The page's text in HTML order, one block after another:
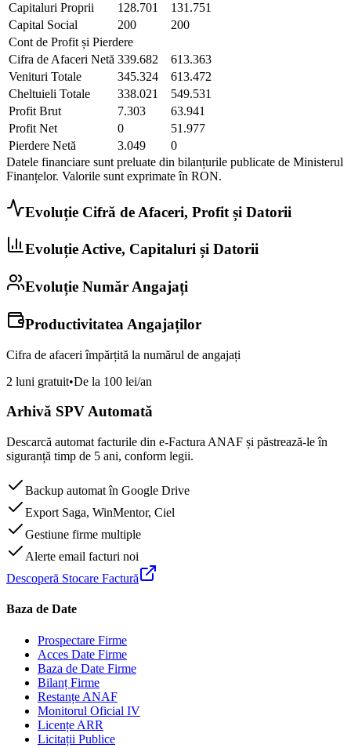
Capitaluri Proprii
128.701
131.751
Capital Social
200
200
Cont de Profit și Pierdere
Cifra de Afaceri Netă 339.682
613.363
Venituri Totale
345.324
613.472
Cheltuieli Totale
338.021
549.531
Profit Brut
7.303
63.941
Profit Net
0
51.977
Pierdere Netă
3.049
0
Datele financiare sunt preluate din bilanțurile publicate de Ministerul
Finanțelor. Valorile sunt exprimate în RON.
Evoluție Cifră de Afaceri, Profit și Datorii
Evoluție Active, Capitaluri și Datorii
Evoluție Număr Angajați
Productivitatea Angajaților
Cifra de afaceri împărțită la numărul de angajați
2 luni gratuit•De la 100 lei/an
Arhivă SPV Automată
Descarcă automat facturile din e-Factura ANAF și păstrează-le în
siguranță timp de 5 ani, conform legii.
Backup automat în Google Drive
Export Saga, WinMentor, Ciel
Gestiune firme multiple
Alerte email facturi noi
Descoperă Stocare Factură
Baza de Date
Prospectare Firme
Acces Date Firme
Baza de Date Firme
Bilanț Firme
Restanțe ANAF
Monitorul Oficial IV
Licențe ARR
Licitații Publice